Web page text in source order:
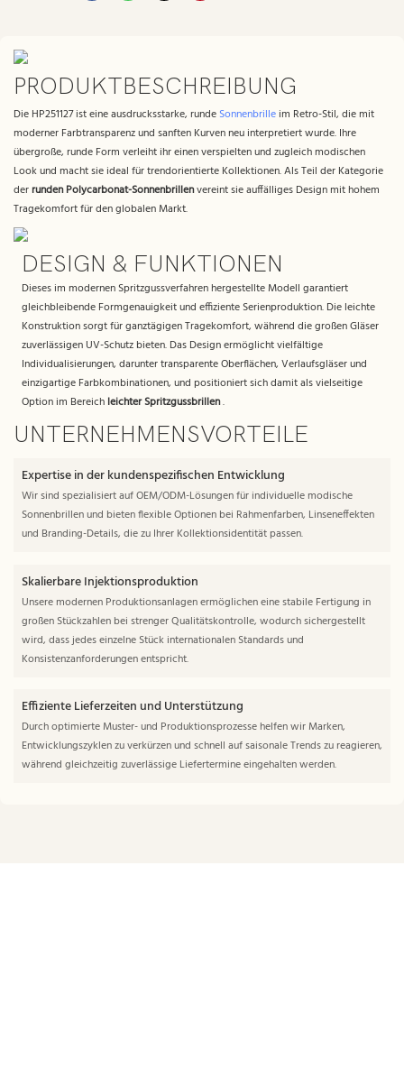
PRODUKTBESCHREIBUNG
Die HP251127 ist eine ausdrucksstarke, runde Sonnenbrille im Retro-Stil, die mit
moderner Farbtransparenz und sanften Kurven neu interpretiert wurde. Ihre
übergroße, runde Form verleiht ihr einen verspielten und zugleich modischen
Look und macht sie ideal für trendorientierte Kollektionen. Als Teil der Kategorie
derrunden Polycarbonat-Sonnenbrillenvereint sie auffälliges Design mit hohem
Tragekomfort für den globalen Markt.
DESIGN & FUNKTIONEN
Dieses im modernen Spritzgussverfahren hergestellte Modell garantiert
gleichbleibende Formgenauigkeit und effiziente Serienproduktion. Die leichte
Konstruktion sorgt für ganztägigen Tragekomfort, während die großen Gläser
zuverlässigen UV-Schutz bieten. Das Design ermöglicht vielfältige
Individualisierungen, darunter transparente Oberflächen, Verlaufsgläser und
einzigartige Farbkombinationen, und positioniert sich damit als vielseitige
Option im Bereich leichter Spritzgussbrillen.
UNTERNEHMENSVORTEILE
Expertise in der kundenspezifischen Entwicklung
Wir sind spezialisiert auf OEM/ODM-Lösungen für individuelle modische
Sonnenbrillen und bieten flexible Optionen bei Rahmenfarben, Linseneffekten
und Branding-Details, die zu Ihrer Kollektionsidentität passen.
Skalierbare Injektionsproduktion
Unsere modernen Produktionsanlagen ermöglichen eine stabile Fertigung in
großen Stückzahlen bei strenger Qualitätskontrolle, wodurch sichergestellt
wird, dass jedes einzelne Stück internationalen Standards und
Konsistenzanforderungen entspricht.
Effiziente Lieferzeiten und Unterstützung
Durch optimierte Muster- und Produktionsprozesse helfen wir Marken,
Entwicklungszyklen zu verkürzen und schnell auf saisonale Trends zu reagieren,
während gleichzeitig zuverlässige Liefertermine eingehalten werden.